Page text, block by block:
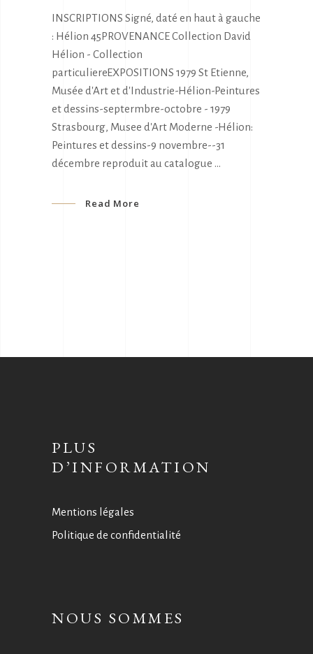
INSCRIPTIONS Signé, daté en haut à gauche
: Hélion 45PROVENANCE Collection David
Hélion - Collection
particuliereEXPOSITIONS 1979 St Etienne,
Musée d'Art et d'Industrie-Hélion-Peintures
et dessins-septermbre-octobre - 1979
Strasbourg, Musee d'Art Moderne -Hélion:
Peintures et dessins-9 novembre--31
décembre reproduit au catalogue
Read More
PLUS
D’INFORMATION
Mentions légales
Politique de confidentialité
NOUS SOMMES